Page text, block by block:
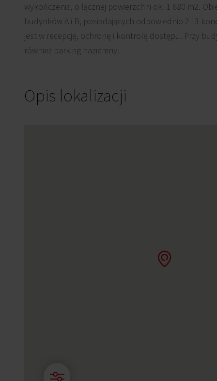
wykończenia, o łącznej powierzchni ok. 1 680 m2.
budynków A i B, posiadających odpowiednio 2 i 3
jest w recepcję, ochronę i kontrolę dostępu. Przy
również parking naziemny.
Opis lokalizacji